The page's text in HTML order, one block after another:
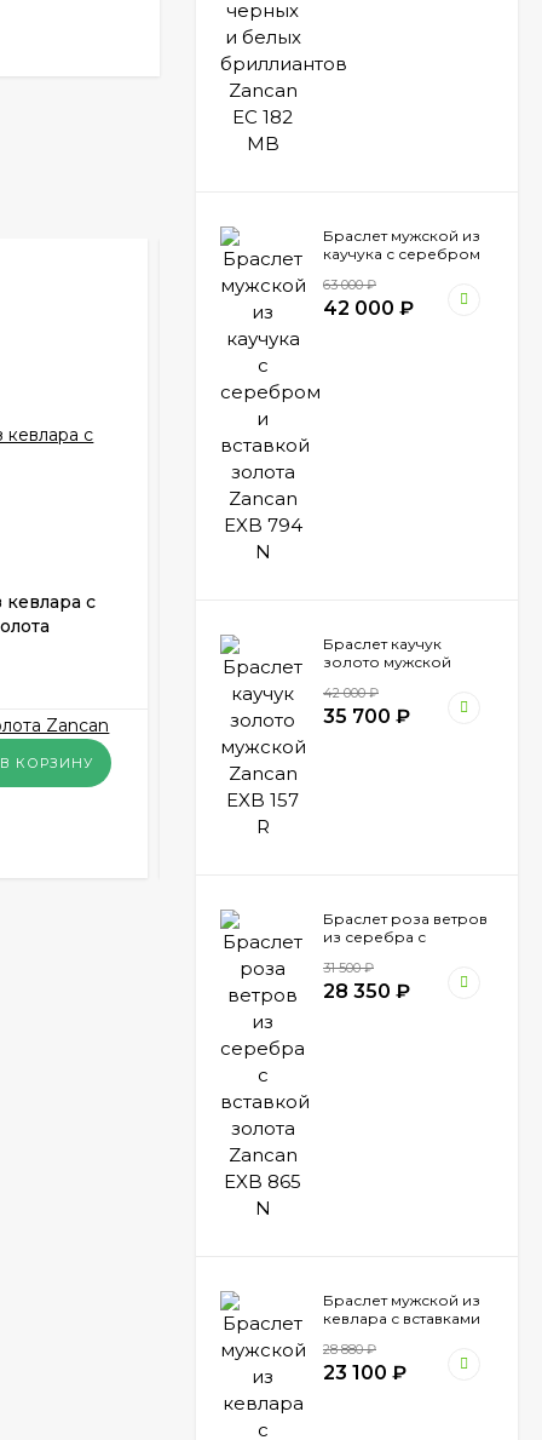
с
В КОРЗИНУ
Zancan EXB 787 N
В НАЛИЧИИ
95 550
КУПИТЬ В 1 КЛИК
Браслет мужской из
каучука с серебром
Zancan EXB 794 N
63 000₽
42 000 ₽
Браслет каучук
золото мужской
42 000₽
35 700 ₽
Браслет роза ветров
из серебра с
Zancan EXB 865 N
31 500₽
28 350 ₽
Браслет мужской из
кевлара с вставками
473 BI
28 880₽
23 100 ₽